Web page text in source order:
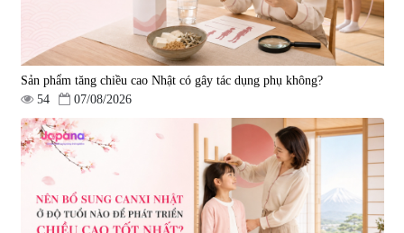
Sản phẩm tăng chiều cao Nhật có gây tác dụng phụ không?
54
07/08/2026